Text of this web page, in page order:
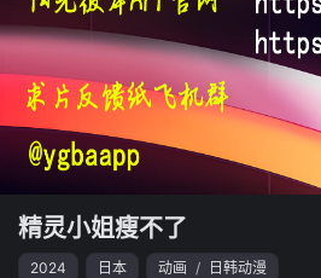
精灵小姐瘦不了
2024 日本 动画 / 日韩动漫